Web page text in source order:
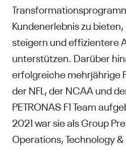
Kundenerlebnis zu
steigern und effizientere
unterstützen. Darüber
erfolgreiche mehrjährige
der NFL, der NCAA und
PETRONAS F1 Team
2021 war sie als Group
Operations, Technology